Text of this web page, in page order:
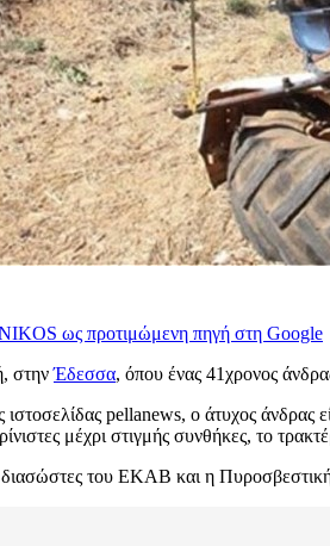
ως προτιμώμενη πηγή στη Google
στηνΈδεσσα, όπου ένας 41χρονος
pellanews, ο άτυχος άνδρας
μέχρι στιγμής συνθήκες, το
του ΕΚΑΒ και η